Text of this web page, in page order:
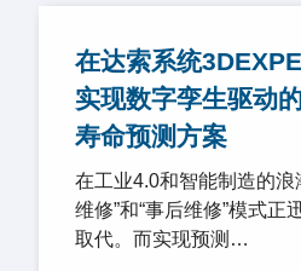
在达索系统
实现数字孪生驱动
寿命预测方案
在工业4.0和智能制造的浪
维修”和“事后维修”模式正
取代。而实现预测…